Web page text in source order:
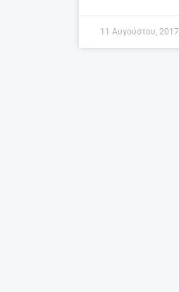
11 Αυγούστου, 2017